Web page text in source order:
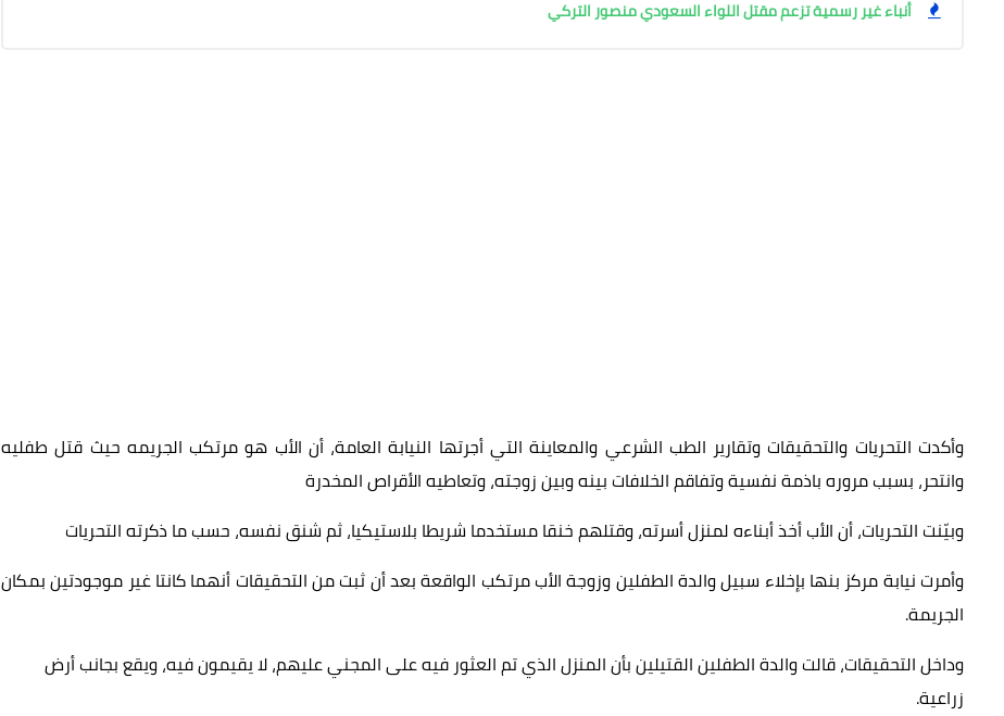
أنباء غير رسمية تزعم مقتل اللواء السعودي منصور التركي
وأكدت التحريات والتحقيقات وتقارير الطب الشرعي والمعاينة التي أجرتها النيابة العامة، أن الأب هو مرتكب الجريمه حيث قتل طفليه
وانتحر، بسبب مروره باذمة نفسية وتفاقم الخلافات بينه وبين زوجته، وتعاطيه الأقراص المخدرة
وبيّنت التحريات، أن الأب أخذ أبناءه لمنزل أسرته، وقتلهم خنقا مستخدما شريطا بلاستيكيا، ثم شنق نفسه، حسب ما ذكرته التحريات
وأمرت نيابة مركز بنها بإخلاء سبيل والدة الطفلين وزوجة الأب مرتكب الواقعة بعد أن ثبت من التحقيقات أنهما كانتا غير موجودتين بمكان
الجريمة.
وداخل التحقيقات، قالت والدة الطفلين القتيلين بأن المنزل الذي تم العثور فيه على المجني عليهم، لا يقيمون فيه، ويقع بجانب أرض
زراعية.